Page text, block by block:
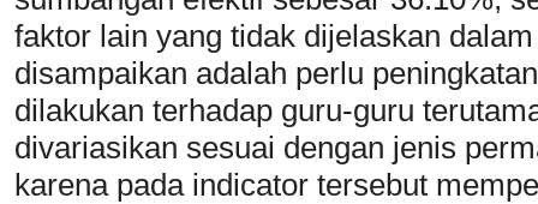
faktor lain yang tidak dijelaskan
disampaikan adalah perlu
dilakukan terhadap guru-guru
divariasikan sesuai dengan jenis
karena pada indicator tersebut